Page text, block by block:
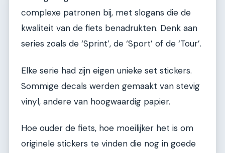
complexe patronen bij, met slogans die de
kwaliteit van de fiets benadrukten. Denk aan
series zoals de ‘Sprint’, de ‘Sport’ of de ‘Tour’.
Elke serie had zijn eigen unieke set stickers.
Sommige decals werden gemaakt van stevig
vinyl, andere van hoogwaardig papier.
Hoe ouder de fiets, hoe moeilijker het is om
originele stickers te vinden die nog in goede